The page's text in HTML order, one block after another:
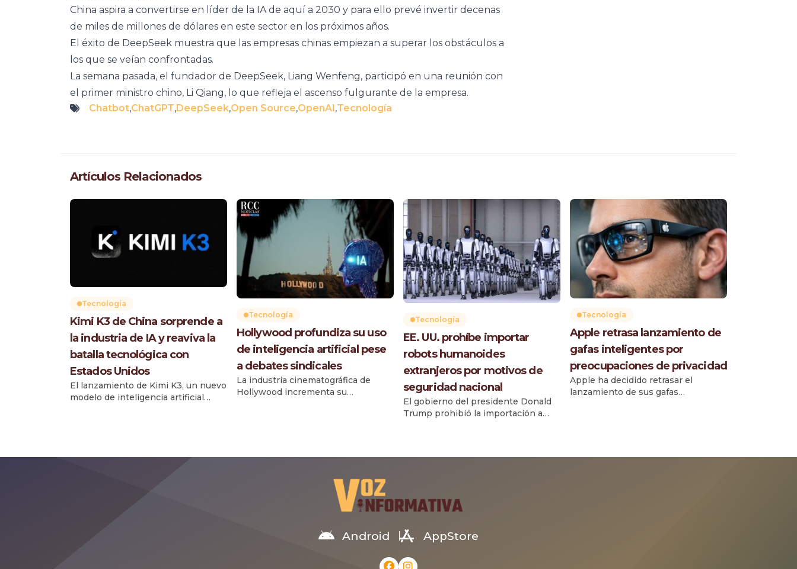
China aspira a convertirse en líder de la IA de aquí a 2030 y para ello prevé invertir decenas
de miles de millones de dólares en este sector en los próximos años.
El éxito de DeepSeek muestra que las empresas chinas empiezan a superar los obstáculos a
los que se veían confrontadas.
La semana pasada, el fundador de DeepSeek, Liang Wenfeng, participó en una reunión con
el primer ministro chino, Li Qiang, lo que refleja el ascenso fulgurante de la empresa.
Chatbot,ChatGPT,DeepSeek,Open Source,OpenAI,Tecnología
Artículos Relacionados
Tecnología
Kimi K3 de China sorprende a
la industria de IA y reaviva la
batalla tecnológica con
Estados Unidos
El lanzamiento de Kimi K3, un nuevo
modelo de inteligencia artificial
rápidamente el primer lugar en una
Tecnología
Hollywood profundiza su uso
de inteligencia artificial pese
a debates sindicales
La industria cinematográfica de
Hollywood incrementa su
relevamiento reciente realizado por
medios especializados reveló que, a
fines de junio, aproximadamente el
Tecnología
EE. UU. prohíbe importar
robots humanoides
extranjeros por motivos de
seguridad nacional
El gobierno del presidente Donald
Trump prohibió la importación a
por la Comisión Federal de
incorporó los llamados «dispositivos
robóticos avanzados» […]
Tecnología
Apple retrasa lanzamiento de
gafas inteligentes por
preocupaciones de privacidad
Apple ha decidido retrasar el
lanzamiento de sus gafas
Android AppStore